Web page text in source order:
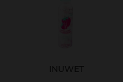
INUWET